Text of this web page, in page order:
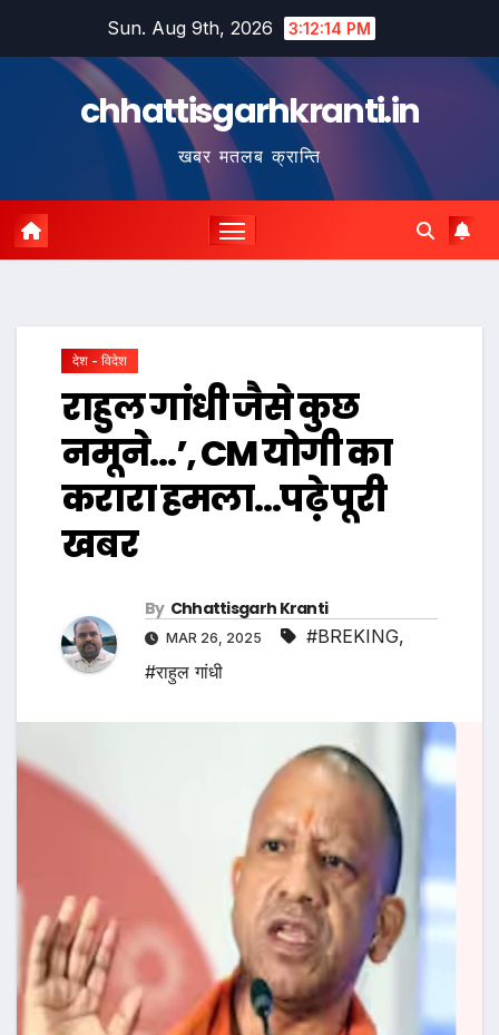
Sun. Aug 9th, 2026 3:12:15 PM
chhattisgarhkranti.in
खबर मतलब क्रान्ति
देश - विदेश
राहुल गांधी जैसे कुछ
नमूने…’, CM योगी का
करारा हमला…पढ़े पूरी
खबर
By Chhattisgarh Kranti
MAR 26, 2025 #BREKING,
#राहुल गांधी